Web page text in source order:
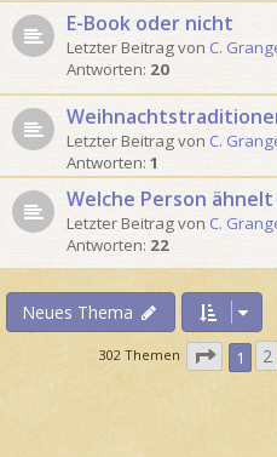
E-Book oder nicht
Letzter Beitrag von C.
Antworten: 20
Letzter Beitrag von C.
Antworten: 1
Welche Person
Letzter Beitrag von C.
Antworten: 22
Neues Thema
302 Themen
e
1 2